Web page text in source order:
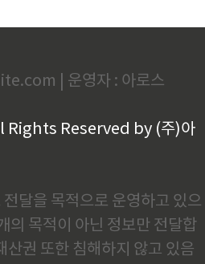
| 운영자 : 아로스
Reserved by (주)아
달을 목적으로 운영하고 있으
의 목적이 아닌 정보만 전달합
산권 또한 침해하지 않고 있음